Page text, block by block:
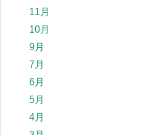
11月
10月
9月
7月
6月
5月
4月